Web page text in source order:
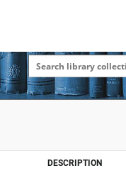
DESCRIPTION